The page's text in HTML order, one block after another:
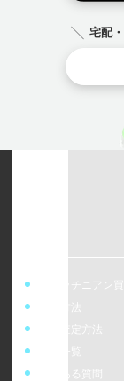
宅配
ウォッチニアン
買取方法
事前査定方法
店舗一覧
よくある質問